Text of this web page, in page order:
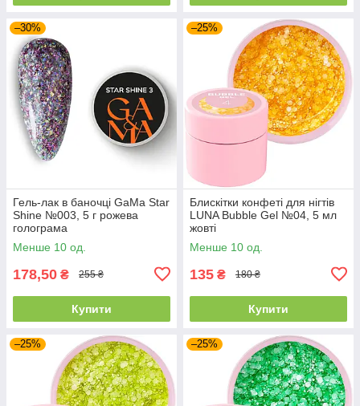
–30%
Гель-лак в баночці GaMa Star
Shine №003, 5 г рожева
голограма
Менше 10 од.
178,50 ₴ 255 ₴
Купити
–25%
Блискітки конфеті для нігтів
LUNA Bubble Gel №04, 5 мл
жовті
Менше 10 од.
135 ₴ 180 ₴
Купити
–25% –25%